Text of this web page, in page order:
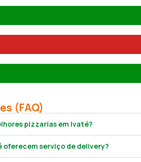
(FAQ)
pizzarias em Ivaté?
oferecem serviço de delivery?